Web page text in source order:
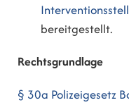
bereitgestellt.
Rechtsgrundlage
§ 30a Polizeigesetz